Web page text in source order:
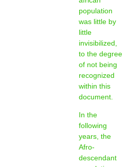
population
was little by
little
invisibilized,
to the degree
of not being
recognized
within this
document.
In the
following
years, the
Afro-
descendant